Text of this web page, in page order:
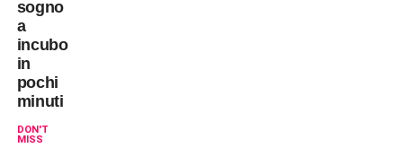
sogno
a
incubo
in
pochi
minuti
DON'T
MISS